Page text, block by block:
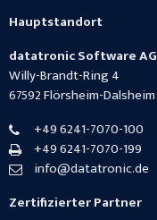
Hauptstandort
datatronic Software AG
Willy-Brandt-Ring 4
67592Flörsheim-Dalsheim
+49 6241-7070-100
+49 6241-7070-199
info@datatronic.de
Zertifizierter Partner